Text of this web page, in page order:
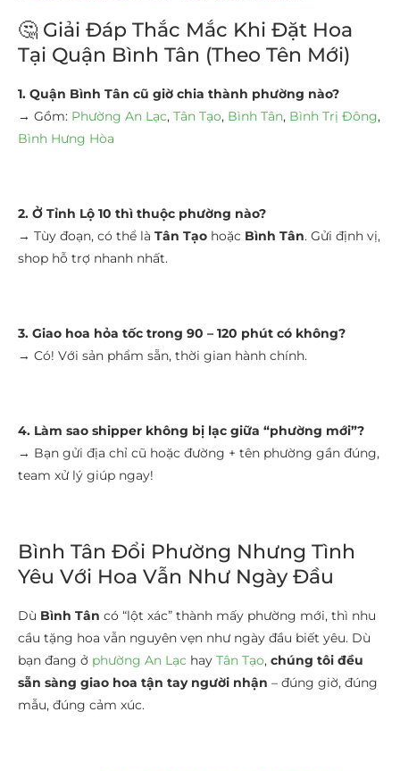
🤔 Giải Đáp Thắc Mắc Khi Đặt Hoa
Tại Quận Bình Tân (Theo Tên Mới)
1. Quận Bình Tân cũ giờ chia thành phường nào?
→ Gồm: Phường An Lạc, Tân Tạo, Bình Tân, Bình Trị Đông,
Bình Hưng Hòa
2. Ở Tỉnh Lộ 10 thì thuộc phường nào?
→ Tùy đoạn, có thể là Tân Tạo hoặc Bình Tân. Gửi định vị,
shop hỗ trợ nhanh nhất.
3. Giao hoa hỏa tốc trong 90 – 120 phút có không?
→ Có! Với sản phẩm sẵn, thời gian hành chính.
4. Làm sao shipper không bị lạc giữa “phường mới”?
→ Bạn gửi địa chỉ cũ hoặc đường + tên phường gần đúng,
team xử lý giúp ngay!
Bình Tân Đổi Phường Nhưng Tình
Yêu Với Hoa Vẫn Như Ngày Đầu
Dù Bình Tân có “lột xác” thành mấy phường mới, thì nhu
cầu tặng hoa vẫn nguyên vẹn như ngày đầu biết yêu. Dù
bạn đang ở phường An Lạc hay Tân Tạo, chúng tôi đều
sẵn sàng giao hoa tận tay người nhận – đúng giờ, đúng
mẫu, đúng cảm xúc.